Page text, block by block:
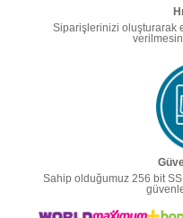
Siparişlerinizi oluşturarak
Sahip olduğumuz 256 bit